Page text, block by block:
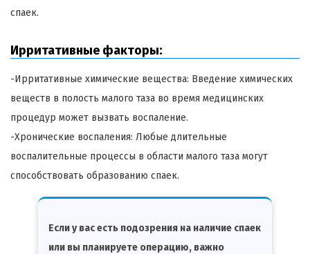
спаек.
Ирритативные факторы:
-Ирритативные химические вещества: Введение химических
веществ в полость малого таза во время медицинских
процедур может вызвать воспаление.
-Хронические воспаления: Любые длительные
воспалительные процессы в области малого таза могут
способствовать образованию спаек.
Если у вас есть подозрения на наличие спаек
или вы планируете операцию, важно